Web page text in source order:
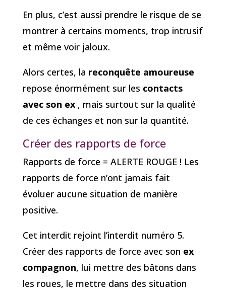
En plus, c’est aussi prendre le risque de se
montrer à certains moments, trop intrusif
et même voir jaloux.
Alors certes, la reconquête amoureuse
repose énormément sur les contacts
avec son ex, mais surtout sur la qualité
de ces échanges et non sur la quantité.
Créer des rapports de force
Rapports de force = ALERTE ROUGE ! Les
rapports de force n’ont jamais fait
évoluer aucune situation de manière
positive.
Cet interdit rejoint l’interdit numéro 5.
Créer des rapports de force avec son ex
compagnon, lui mettre des bâtons dans
les roues, le mettre dans des situation